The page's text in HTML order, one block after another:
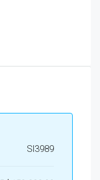
SI3989